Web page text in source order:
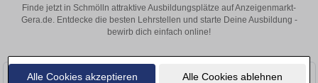
Alle Cookies akzeptieren Alle Cookies ablehnen
Finde jetzt in Schmölln attraktive Ausbildungsplätze auf Anzeigenmarkt-
Gera.de. Entdecke die besten Lehrstellen und starte Deine Ausbildung -
bewirb dich einfach online!